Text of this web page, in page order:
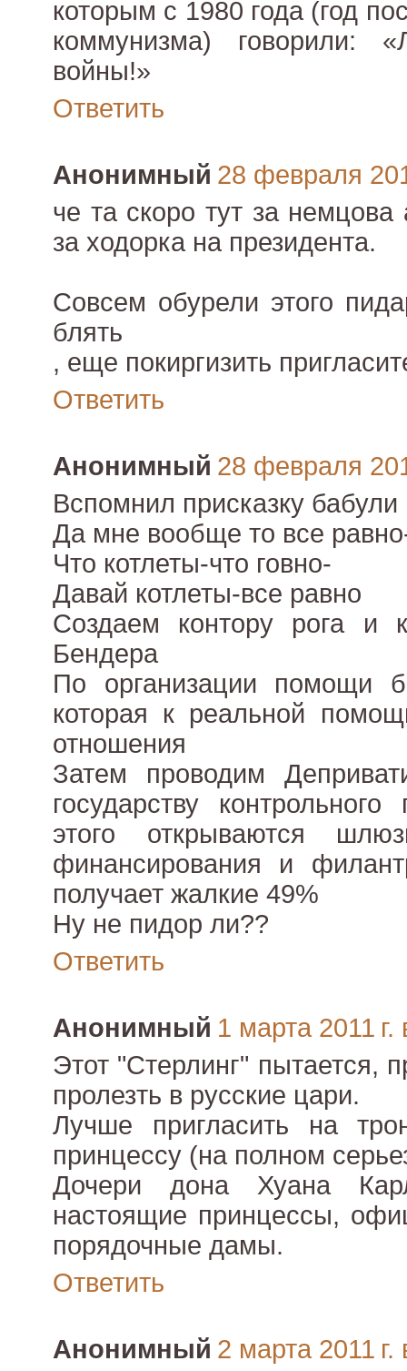
которым с 1980 года (год
коммунизма)
войны!»
Ответить
Анонимный 28 февраля
че та скоро тут за немцова
за ходорка на президента.
Совсем обурели этого
блять
, еще покиргизить
Ответить
Анонимный 28 февраля
Вспомнил присказку
Да мне вообще то все
Что котлеты-что говно-
Давай котлеты-все равно
Создаем контору рога и
Бендера
По организации помощи
которая к реальной
отношения
Затем проводим
государству
этого открываются
финансирования и
получает жалкие 49%
Ну не пидор ли??
Ответить
Анонимный 1 марта 2011 г.
Этот "Стерлинг" пытается,
пролезть в русские цари.
Лучше пригласить на
принцессу (на полном
Дочери дона Хуана
настоящие принцессы,
порядочные дамы.
Ответить
Анонимный 2 марта 2011 г.